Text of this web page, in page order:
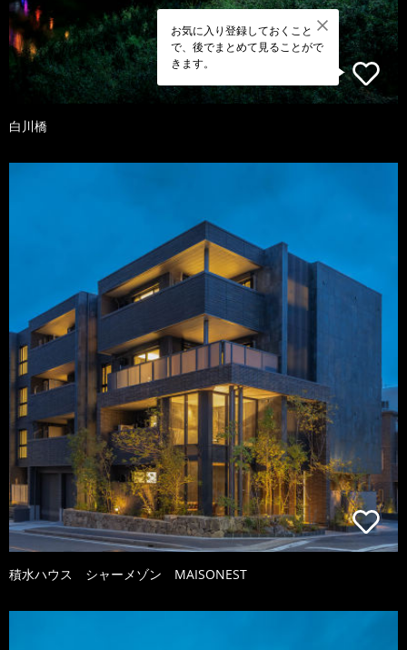
お気に入り登録しておくこと
で、後でまとめて見ることがで
きます。
白川橋
積水ハウス シャーメゾン MAISONEST